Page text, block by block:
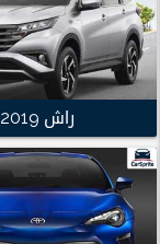
راش 2019